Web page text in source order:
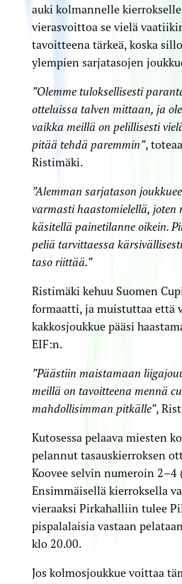
auki kolmannelle
vieras­voittoa se vielä
tavoitteena tärkeä, koska
ylempien sarjatasojen
”Olemme tuloksellisesti
otteluissa talven mittaan, ja
vaikka meillä on pelillisesti
pitää tehdä paremmin”,
Ristimäki.
”Alemman sarjatason
varmasti haasto­mielellä, joten
käsitellä painetilanne oikein.
peliä tarvittaessa
taso riittää.”
Ristimäki kehuu Suomen
formaatti, ja muistuttaa että
kakkosjoukkue pääsi
EIF:n.
”Päästiin maistamaan
meillä on tavoitteena mennä
mahdollisimman pitkälle”,
Kutosessa pelaava miesten
pelannut tasaus­kierroksen
Koovee selvin numeroin 2–4
Ensimmäisellä kierroksella
vieraaksi Pirkahalliin tulee
pispalalaisia vastaan
klo 20.00.
Jos kolmosjoukkue voittaa